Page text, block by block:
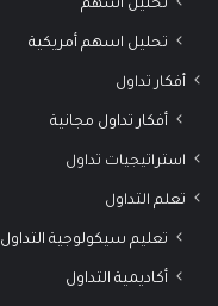
تحليل أسهم
تحليل اسهم أمريكية
أفكار تداول
أفكار تداول مجانية
استراتيجيات تداول
تعلم التداول
تعليم سيكولوجية التداول
أكاديمية التداول